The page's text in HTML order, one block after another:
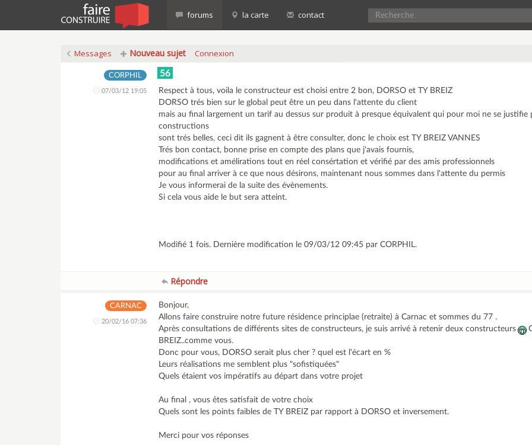
forums la carte contact
Messages Nouveau sujet Connexion
CORPHIL
07/03/12 19:05
56
Respect à tous, voila le constructeur est choisi entre 2 bon, DORSO et TY BREIZ
DORSO trés bien sur le global peut être un peu dans l'attente du client
mais au final largement un tarif au dessus sur produit à presque équivalent qui pour moi ne se justifie
constructions
sont trés belles, ceci dit ils gagnent à être consulter, donc le choix est TY BREIZ VANNES
Trés bon contact, bonne prise en compte des plans que j'avais fournis,
modifications et amélirations tout en réel consértation et vérifié par des amis professionnels
pour au final arriver à ce que nous désirons, maintenant nous sommes dans l'attente du permis
Je vous informerai de la suite des évènements.
Si cela vous aide le but sera atteint.
Modifié 1 fois. Dernière modification le 09/03/12 09:45 par CORPHIL.
Répondre
CARNAC
20/02/16 07:36
Bonjour,
Allons faire construire notre future résidence principlae (retraite) à Carnac et sommes du 77 .
Après consultations de différents sites de constructeurs, je suis arrivé à retenir deux constructeurs
BREIZ..comme vous.
Donc pour vous, DORSO serait plus cher ? quel est l'écart en %
Leurs réalisations me semblent plus "sofistiquées"
Quels étaient vos impératifs au départ dans votre projet
Au final , vous êtes satisfait de votre choix
Quels sont les points faibles de TY BREIZ par rapport à DORSO et inversement.
Merci pour vos réponses